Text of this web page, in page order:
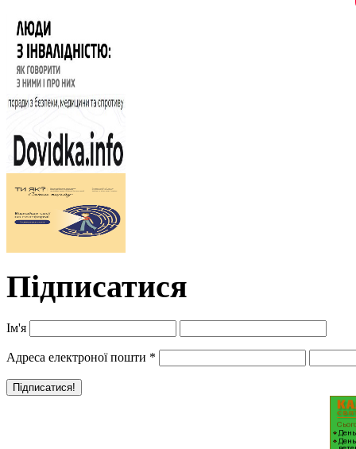
Підписатися
Ім'я
Адреса електроної пошти *